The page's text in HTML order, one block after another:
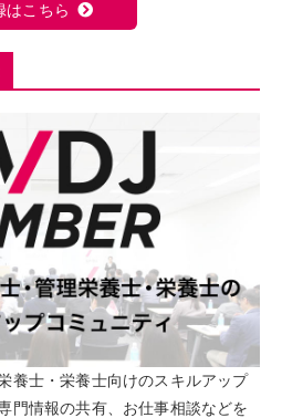
はこちら
養士・栄養士向けのスキルアップ
門情報の共有、お仕事相談などを